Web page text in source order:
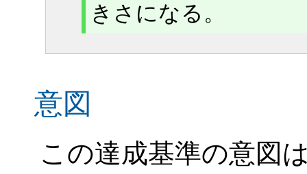
きさになる。
意図
この達成基準の意図